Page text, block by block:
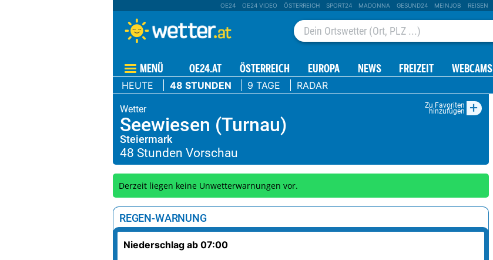
OE24 OE24 VIDEO ÖSTERREICH SPORT24 MADONNA GESUND24 MEINJOB REISEN
MENÜ OE24.AT ÖSTERREICH EUROPA NEWS FREIZEIT WEBCAMS
HEUTE 48 STUNDEN 9 TAGE RADAR
Zu Favoriten
hinzufügen +
Seewiesen (Turnau)
Steiermark
Derzeit liegen keine Unwetterwarnungen vor.
REGEN-WARNUNG
Niederschlag ab 07:00